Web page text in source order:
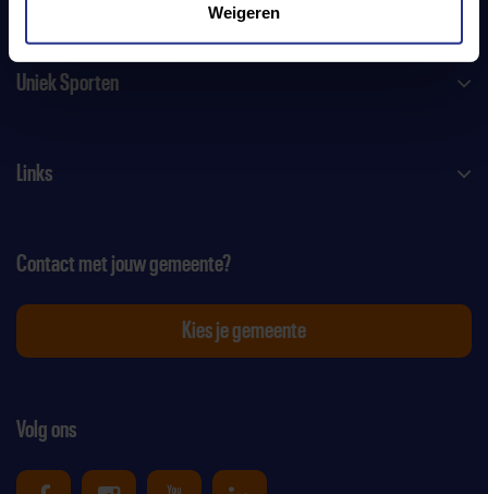
Weigeren
Uniek Sporten
Links
Volg ons
Contact met jouw gemeente?
Kies je gemeente